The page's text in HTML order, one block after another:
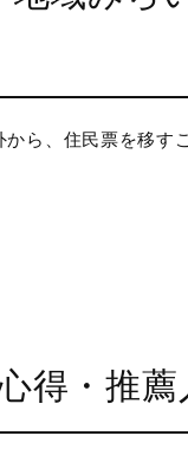
ら、住民票を移す
得・推薦